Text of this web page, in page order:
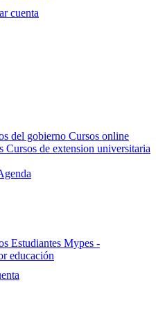
cuenta
del gobierno Cursos online
Cursos de extension universitaria
Estudiantes Mypes -
educación